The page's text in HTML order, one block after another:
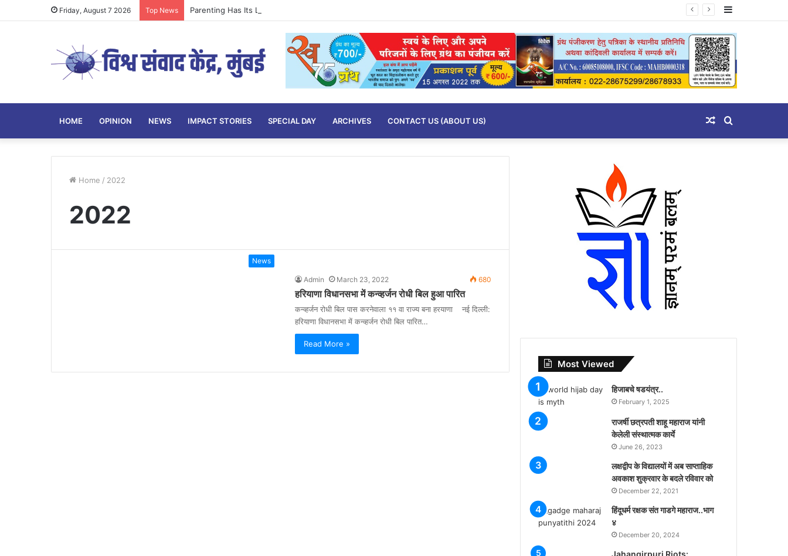
Friday, August 7 2026 Top News Parenting Has Its Limits….
HOME OPINION NEWS IMPACT STORIES SPECIAL DAY ARCHIVES CONTACT US (ABOUT US) Search
Random
Home / 2022
2022
News
Admin March 23, 2022 680
हरियाणा विधानसभा में कन्व्हर्जन रोधी बिल हुआ पारित
कन्व्हर्जन रोधी बिल पास करनेवाला ११ वा राज्य बना हरयाणा नई दिल्ली:
हरियाणा विधानसभा में कन्व्हर्जन रोधी बिल पारित…
Read More »
Most Viewed
हिजाबचे षडयंत्र..
February 1, 2025
राजर्षी छत्रपती शाहू महाराज यांनी
केलेली संस्थात्मक कार्ये
June 26, 2023
लक्षद्वीप के विद्यालयों में अब साप्ताहिक
अवकाश शुक्रवार के बदले रविवार को
December 22, 2021
हिंदूधर्म रक्षक संत गाडगे महाराज..भाग
४
December 20, 2024